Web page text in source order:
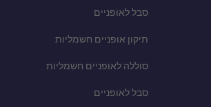
סבל לאופניים
תיקון אופניים חשמליות
סוללה לאופניים חשמליות
סבל לאופניים